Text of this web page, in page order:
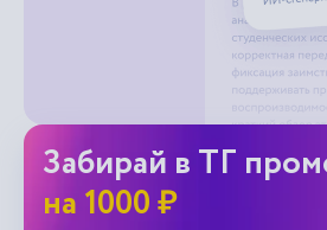
Забирай в ТГ
на 1000 ₽